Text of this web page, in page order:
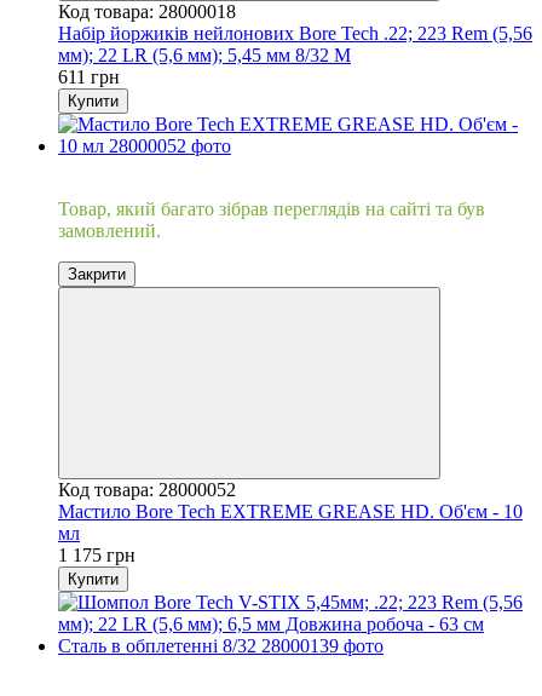
Код товара: 28000018
Набір йоржиків нейлонових Bore Tech .22; 223 Rem (5,56
мм); 22 LR (5,6 мм); 5,45 мм 8/32 М
611 грн
Купити
Товар, який багато зібрав переглядів на сайті та був
замовлений.
Закрити
Код товара: 28000052
Мастило Bore Tech EXTREME GREASE HD. Об'єм - 10
мл
1 175 грн
Купити